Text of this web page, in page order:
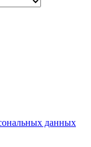
данных